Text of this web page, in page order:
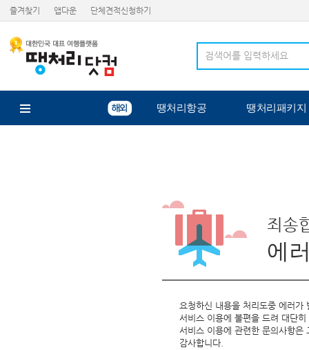
즐겨찾기 앱다운 단체견적신청하기
땡처리항공 땡처리패키지
죄송
에
요청하신 내용을 처리도중 에러가
서비스 이용에 불편을 드려 대단히
서비스 이용에 관련한 문의사항은
감사합니다.